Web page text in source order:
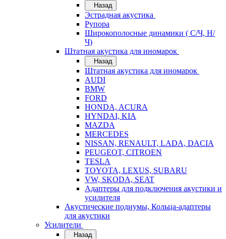
Назад
Эстрадная акустика
Рупора
Широкополосные динамики ( С/Ч, Н/
Ч)
Штатная акустика для иномарок
Назад
Штатная акустика для иномарок
AUDI
BMW
FORD
HONDA, ACURA
HYNDAI, KIA
MAZDA
MERCEDES
NISSAN, RENAULT, LADA, DACIA
PEUGEOT, CITROEN
TESLA
TOYOTA, LEXUS, SUBARU
VW, SKODA, SEAT
Адаптеры для подключения акустики и
усилителя
Акустические подиумы, Кольца-адаптеры
для акустики
Усилители
Назад